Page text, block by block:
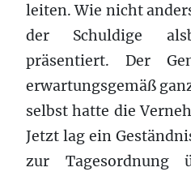
leiten. Wie nicht
der Schuldige
präsentiert. Der
erwartungsgemäß
selbst hatte die
Jetzt lag ein
zur Tagesordnung